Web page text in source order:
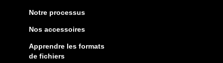
Notre processus
Nos accessoires
Apprendre les formats
de fichiers